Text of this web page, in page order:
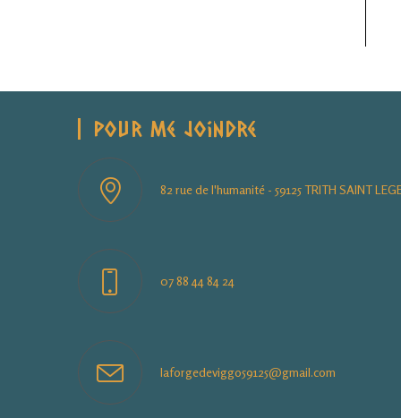
Pour Me Joindre
82 rue de l'humanité - 59125 TRITH SAINT
07 88 44 84 24
laforgedeviggo59125@gmail.com